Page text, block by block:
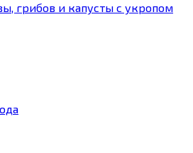
грибов и капусты с укропом